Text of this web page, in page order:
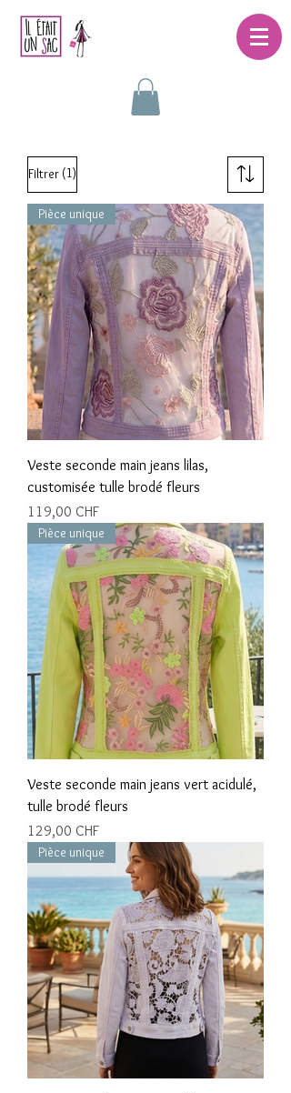
Filtrer (1)
Pièce unique
Veste seconde main jeans lilas,
customisée tulle brodé fleurs
Prix
119,00 CHF
Pièce unique
Veste seconde main jeans vert acidulé,
tulle brodé fleurs
Prix
129,00 CHF
Pièce unique